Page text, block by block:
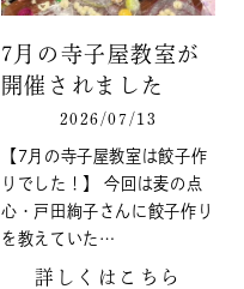
7月の寺子屋教室が
開催されました
2026/07/13
【7月の寺子屋教室は餃子作
りでした！】 今回は麦の点
心・戸田絢子さんに餃子作り
を教えていた…
詳しくはこちら